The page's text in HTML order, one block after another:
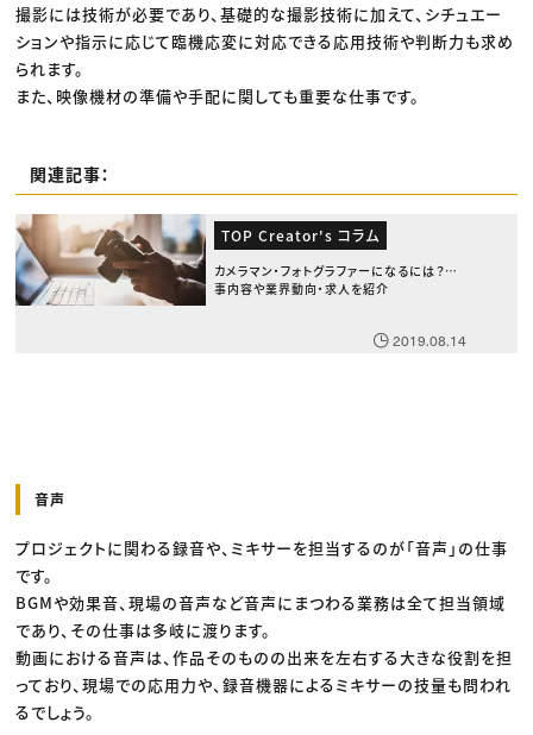
撮影には技術が必要であり、基礎的な撮影技術に加えて、シチュエー
ションや指示に応じて臨機応変に対応できる応用技術や判断力も求め
られます。
また、映像機材の準備や手配に関しても重要な仕事です。
関連記事：
TOP Creator's コラム
カメラマン・フォトグラファーになるには？仕
事内容や業界動向・求人を紹介
2019.08.14
音声
プロジェクトに関わる録音や、ミキサーを担当するのが「音声」の仕事
です。
BGMや効果音、現場の音声など音声にまつわる業務は全て担当領域
であり、その仕事は多岐に渡ります。
動画における音声は、作品そのものの出来を左右する大きな役割を担
っており、現場での応用力や、録音機器によるミキサーの技量も問われ
るでしょう。